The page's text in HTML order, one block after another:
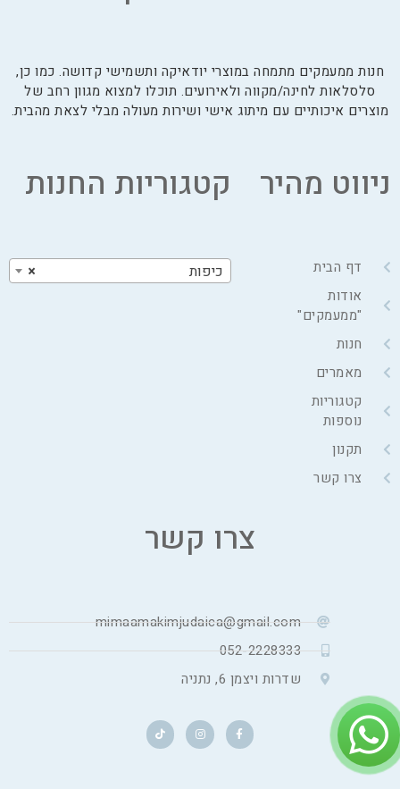
חנות ממעמקים מתמחה במוצרי יודאיקה ותשמישי קדושה. כמו כן,
סלסלאות לחינה/מקווה ולאירועים. תוכלו למצוא מגוון רחב של
מוצרים איכותיים עם מיתוג אישי ושירות מעולה מבלי לצאת מהבית.
ניווט מהיר
דף הבית
אודות
"ממעמקים"
חנות
מאמרים
קטגוריות
נוספות
תקנון
צרו קשר
קטגוריות החנות
× כיפות
צרו קשר
mimaamakimjudaica@gmail.com
052-2228333
שדרות ויצמן 6, נתניה